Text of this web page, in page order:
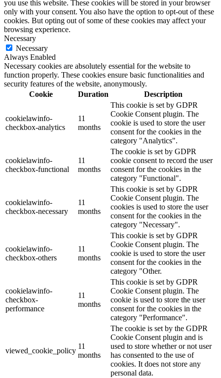
you use this website. These cookies will be stored in your browser
only with your consent. You also have the option to opt-out of these
cookies. But opting out of some of these cookies may affect your
browsing experience.
Necessary
Necessary
Always Enabled
Necessary cookies are absolutely essential for the website to
function properly. These cookies ensure basic functionalities and
security features of the website, anonymously.
Cookie
Duration Description
cookielawinfo-
checkbox-analytics
11
months
This cookie is set by GDPR
Cookie Consent plugin. The
cookie is used to store the user
consent for the cookies in the
category "Analytics".
cookielawinfo-
checkbox-functional
11
months
The cookie is set by GDPR
cookie consent to record the user
consent for the cookies in the
category "Functional".
cookielawinfo-
checkbox-necessary
11
months
This cookie is set by GDPR
Cookie Consent plugin. The
cookies is used to store the user
consent for the cookies in the
category "Necessary".
cookielawinfo-
checkbox-others
11
months
This cookie is set by GDPR
Cookie Consent plugin. The
cookie is used to store the user
consent for the cookies in the
category "Other.
cookielawinfo-
checkbox-
performance
11
months
This cookie is set by GDPR
Cookie Consent plugin. The
cookie is used to store the user
consent for the cookies in the
category "Performance".
viewed_cookie_policy
11
months
The cookie is set by the GDPR
Cookie Consent plugin and is
used to store whether or not user
has consented to the use of
cookies. It does not store any
personal data.